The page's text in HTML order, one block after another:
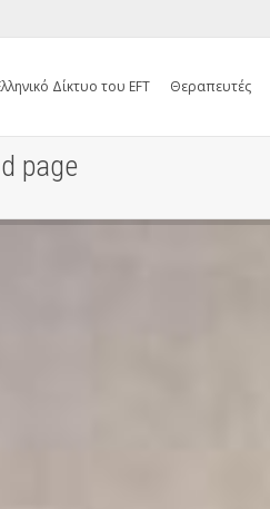
Δίκτυο του EFT Θεραπευτές
page